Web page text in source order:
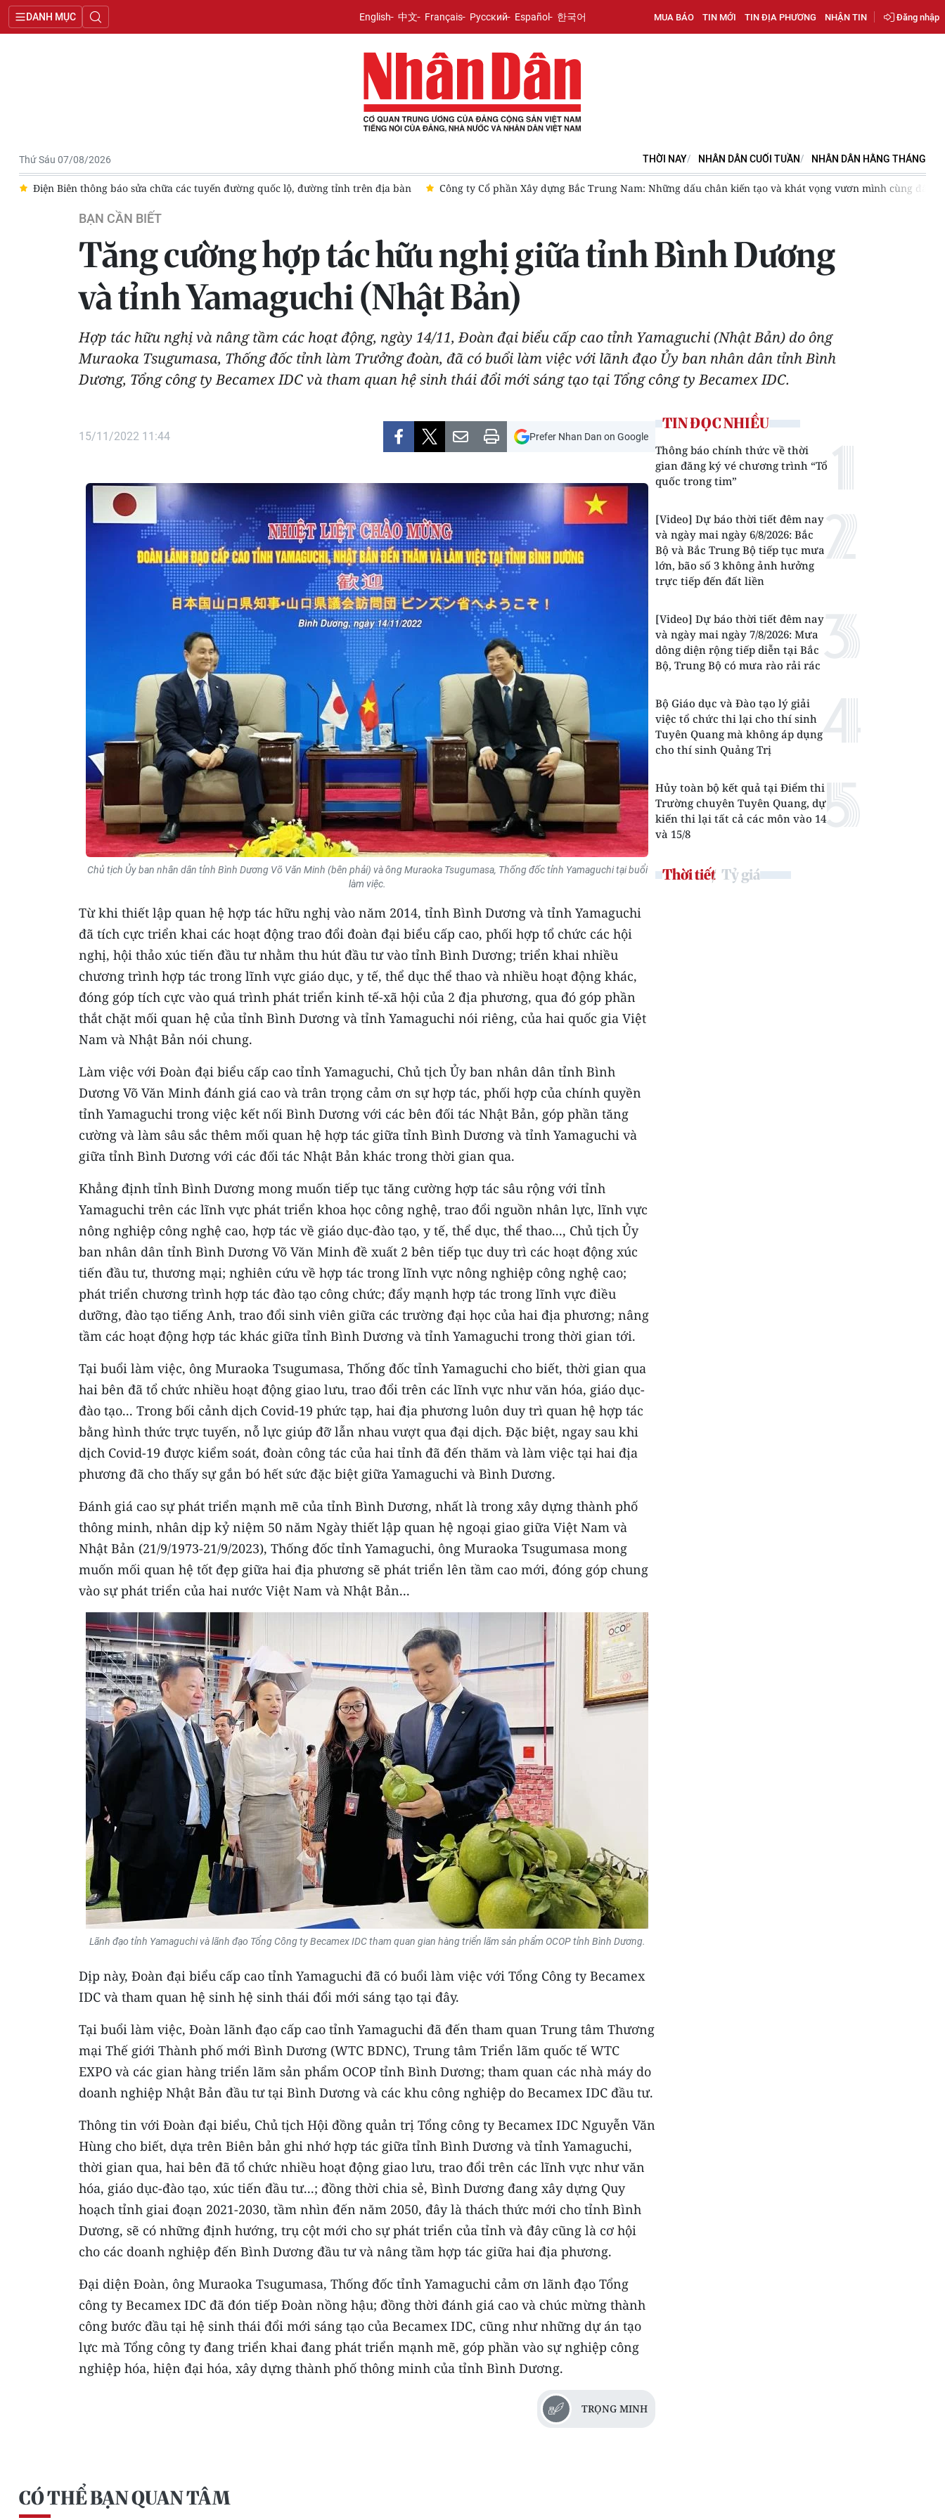
DANH MỤC English 中文 Français Русский Español 한국어 MUA BÁO TIN MỚI TIN ĐỊA PHƯƠNG NHẬN TIN Đăng nhập
Thứ Sáu 07/08/2026 THỜI NAY NHÂN DÂN CUỐI TUẦN NHÂN DÂN HẰNG THÁNG
thông báo sửa chữa các tuyến đường quốc lộ, đường tỉnh trên địa bàn Công ty Cổ phần Xây dựng Bắc Trung Nam: Những dấu chân kiến tạo và khát vọng vươn mình cùng đất nước Thúc
BẠN CẦN BIẾT
Tăng cường hợp tác hữu nghị giữa tỉnh Bình Dương
và tỉnh Yamaguchi (Nhật Bản)
Hợp tác hữu nghị và nâng tầm các hoạt động, ngày 14/11, Đoàn đại biểu cấp cao tỉnh Yamaguchi (Nhật Bản) do ông
Muraoka Tsugumasa, Thống đốc tỉnh làm Trưởng đoàn, đã có buổi làm việc với lãnh đạo Ủy ban nhân dân tỉnh Bình
Dương, Tổng công ty Becamex IDC và tham quan hệ sinh thái đổi mới sáng tạo tại Tổng công ty Becamex IDC.
15/11/2022 11:44 Prefer Nhan Dan on Google
Chủ tịch Ủy ban nhân dân tỉnh Bình Dương Võ Văn Minh (bên phải) và ông Muraoka Tsugumasa, Thống đốc tỉnh Yamaguchi tại buổi
làm việc.
Từ khi thiết lập quan hệ hợp tác hữu nghị vào năm 2014, tỉnh Bình Dương và tỉnh Yamaguchi
đã tích cực triển khai các hoạt động trao đổi đoàn đại biểu cấp cao, phối hợp tổ chức các hội
nghị, hội thảo xúc tiến đầu tư nhằm thu hút đầu tư vào tỉnh Bình Dương; triển khai nhiều
chương trình hợp tác trong lĩnh vực giáo dục, y tế, thể dục thể thao và nhiều hoạt động khác,
đóng góp tích cực vào quá trình phát triển kinh tế-xã hội của 2 địa phương, qua đó góp phần
thắt chặt mối quan hệ của tỉnh Bình Dương và tỉnh Yamaguchi nói riêng, của hai quốc gia Việt
Nam và Nhật Bản nói chung.
Làm việc với Đoàn đại biểu cấp cao tỉnh Yamaguchi, Chủ tịch Ủy ban nhân dân tỉnh Bình
Dương Võ Văn Minh đánh giá cao và trân trọng cảm ơn sự hợp tác, phối hợp của chính quyền
tỉnh Yamaguchi trong việc kết nối Bình Dương với các bên đối tác Nhật Bản, góp phần tăng
cường và làm sâu sắc thêm mối quan hệ hợp tác giữa tỉnh Bình Dương và tỉnh Yamaguchi và
giữa tỉnh Bình Dương với các đối tác Nhật Bản khác trong thời gian qua.
Khẳng định tỉnh Bình Dương mong muốn tiếp tục tăng cường hợp tác sâu rộng với tỉnh
Yamaguchi trên các lĩnh vực phát triển khoa học công nghệ, trao đổi nguồn nhân lực, lĩnh vực
nông nghiệp công nghệ cao, hợp tác về giáo dục-đào tạo, y tế, thể dục, thể thao..., Chủ tịch Ủy
ban nhân dân tỉnh Bình Dương Võ Văn Minh đề xuất 2 bên tiếp tục duy trì các hoạt động xúc
tiến đầu tư, thương mại; nghiên cứu về hợp tác trong lĩnh vực nông nghiệp công nghệ cao;
phát triển chương trình hợp tác đào tạo công chức; đẩy mạnh hợp tác trong lĩnh vực điều
dưỡng, đào tạo tiếng Anh, trao đổi sinh viên giữa các trường đại học của hai địa phương; nâng
tầm các hoạt động hợp tác khác giữa tỉnh Bình Dương và tỉnh Yamaguchi trong thời gian tới.
Tại buổi làm việc, ông Muraoka Tsugumasa, Thống đốc tỉnh Yamaguchi cho biết, thời gian qua
hai bên đã tổ chức nhiều hoạt động giao lưu, trao đổi trên các lĩnh vực như văn hóa, giáo dục-
đào tạo... Trong bối cảnh dịch Covid-19 phức tạp, hai địa phương luôn duy trì quan hệ hợp tác
bằng hình thức trực tuyến, nỗ lực giúp đỡ lẫn nhau vượt qua đại dịch. Đặc biệt, ngay sau khi
dịch Covid-19 được kiểm soát, đoàn công tác của hai tỉnh đã đến thăm và làm việc tại hai địa
phương đã cho thấy sự gắn bó hết sức đặc biệt giữa Yamaguchi và Bình Dương.
Đánh giá cao sự phát triển mạnh mẽ của tỉnh Bình Dương, nhất là trong xây dựng thành phố
thông minh, nhân dịp kỷ niệm 50 năm Ngày thiết lập quan hệ ngoại giao giữa Việt Nam và
Nhật Bản (21/9/1973-21/9/2023), Thống đốc tỉnh Yamaguchi, ông Muraoka Tsugumasa mong
muốn mối quan hệ tốt đẹp giữa hai địa phương sẽ phát triển lên tầm cao mới, đóng góp chung
vào sự phát triển của hai nước Việt Nam và Nhật Bản...
Lãnh đạo tỉnh Yamaguchi và lãnh đạo Tổng Công ty Becamex IDC tham quan gian hàng triển lãm sản phẩm OCOP tỉnh Bình Dương.
Dịp này, Đoàn đại biểu cấp cao tỉnh Yamaguchi đã có buổi làm việc với Tổng Công ty Becamex
IDC và tham quan hệ sinh hệ sinh thái đổi mới sáng tạo tại đây.
Tại buổi làm việc, Đoàn lãnh đạo cấp cao tỉnh Yamaguchi đã đến tham quan Trung tâm Thương
mại Thế giới Thành phố mới Bình Dương (WTC BDNC), Trung tâm Triển lãm quốc tế WTC
EXPO và các gian hàng triển lãm sản phẩm OCOP tỉnh Bình Dương; tham quan các nhà máy do
doanh nghiệp Nhật Bản đầu tư tại Bình Dương và các khu công nghiệp do Becamex IDC đầu tư.
Thông tin với Đoàn đại biểu, Chủ tịch Hội đồng quản trị Tổng công ty Becamex IDC Nguyễn Văn
Hùng cho biết, dựa trên Biên bản ghi nhớ hợp tác giữa tỉnh Bình Dương và tỉnh Yamaguchi,
thời gian qua, hai bên đã tổ chức nhiều hoạt động giao lưu, trao đổi trên các lĩnh vực như văn
hóa, giáo dục-đào tạo, xúc tiến đầu tư...; đồng thời chia sẻ, Bình Dương đang xây dựng Quy
hoạch tỉnh giai đoạn 2021-2030, tầm nhìn đến năm 2050, đây là thách thức mới cho tỉnh Bình
Dương, sẽ có những định hướng, trụ cột mới cho sự phát triển của tỉnh và đây cũng là cơ hội
cho các doanh nghiệp đến Bình Dương đầu tư và nâng tầm hợp tác giữa hai địa phương.
Đại diện Đoàn, ông Muraoka Tsugumasa, Thống đốc tỉnh Yamaguchi cảm ơn lãnh đạo Tổng
công ty Becamex IDC đã đón tiếp Đoàn nồng hậu; đồng thời đánh giá cao và chúc mừng thành
công bước đầu tại hệ sinh thái đổi mới sáng tạo của Becamex IDC, cũng như những dự án tạo
lực mà Tổng công ty đang triển khai đang phát triển mạnh mẽ, góp phần vào sự nghiệp công
nghiệp hóa, hiện đại hóa, xây dựng thành phố thông minh của tỉnh Bình Dương.
TRỌNG MINH
TIN ĐỌC NHIỀU
Thông báo chính thức về thời
gian đăng ký vé chương trình “Tổ
quốc trong tim”
[Video] Dự báo thời tiết đêm nay
và ngày mai ngày 6/8/2026: Bắc
Bộ và Bắc Trung Bộ tiếp tục mưa
lớn, bão số 3 không ảnh hưởng
trực tiếp đến đất liền
[Video] Dự báo thời tiết đêm nay
và ngày mai ngày 7/8/2026: Mưa
dông diện rộng tiếp diễn tại Bắc
Bộ, Trung Bộ có mưa rào rải rác
Bộ Giáo dục và Đào tạo lý giải
việc tổ chức thi lại cho thí sinh
Tuyên Quang mà không áp dụng
cho thí sinh Quảng Trị
Hủy toàn bộ kết quả tại Điểm thi
Trường chuyên Tuyên Quang, dự
kiến thi lại tất cả các môn vào 14
và 15/8
Thời tiết Tỷ giá
CÓ THỂ BẠN QUAN TÂM